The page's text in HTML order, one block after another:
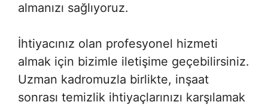
almanızı sağlıyoruz.
İhtiyacınız olan profesyonel hizmeti
almak için bizimle iletişime geçebilirsiniz.
Uzman kadromuzla birlikte, inşaat
sonrası temizlik ihtiyaçlarınızı karşılamak